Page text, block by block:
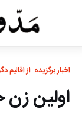
مد و
ادبیات
سینما
اخبار برگزیده از اقالیم
اولین زن